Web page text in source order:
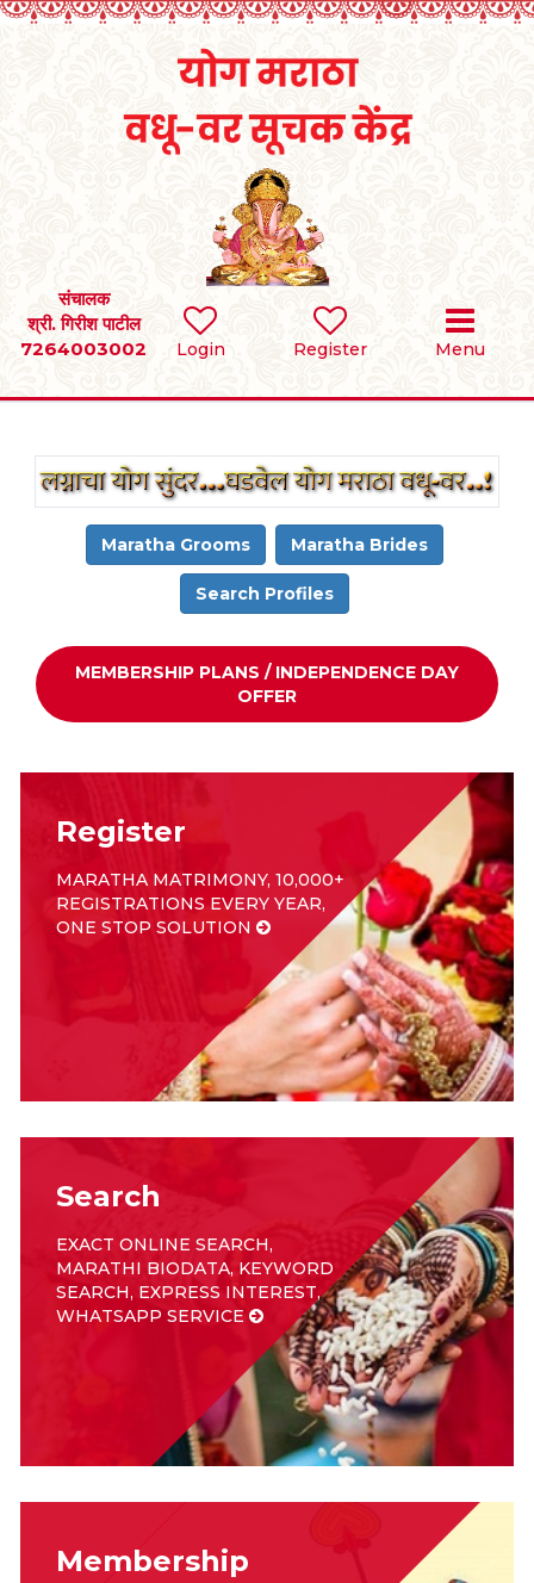
Login Register Menu
संचालक
श्री. गिरीश पाटील
7264003002
SEARCH
BRIDES
DIVORCEE
MEMBERSHIP
CONTACT
Maratha Grooms Maratha Brides
Search Profiles
MEMBERSHIP PLANS / INDEPENDENCE DAY
OFFER
Register
MARATHA MATRIMONY, 10,000+
REGISTRATIONS EVERY YEAR,
ONE STOP SOLUTION
Search
EXACT ONLINE SEARCH,
MARATHI BIODATA, KEYWORD
SEARCH, EXPRESS INTEREST,
WHATSAPP SERVICE
Membership